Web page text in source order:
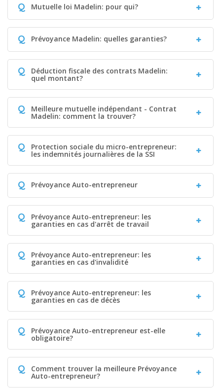
Q Mutuelle loi Madelin: pour qui?
Q Prévoyance Madelin: quelles garanties?
Q Déduction fiscale des contrats Madelin:
quel montant?
Q Meilleure mutuelle indépendant - Contrat
Madelin: comment la trouver?
Q Protection sociale du micro-entrepreneur:
les indemnités journalières de la SSI
Q Prévoyance Auto-entrepreneur
Q Prévoyance Auto-entrepreneur: les
garanties en cas d'arrêt de travail
Q Prévoyance Auto-entrepreneur: les
garanties en cas d'invalidité
Q Prévoyance Auto-entrepreneur: les
garanties en cas de décès
Q Prévoyance Auto-entrepreneur est-elle
obligatoire?
Q Comment trouver la meilleure Prévoyance
Auto-entrepreneur?